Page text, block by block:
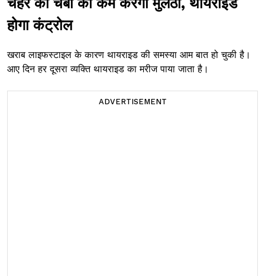
चेहरे की चर्बी को कम करेगा मुलेठी, थायराइड
होगा कंट्रोल
खराब लाइफस्टाइल के कारण थायराइड की समस्या आम बात हो चुकी है।
आए दिन हर दूसरा व्यक्ति थायराइड का मरीज पाया जाता है।
ADVERTISEMENT